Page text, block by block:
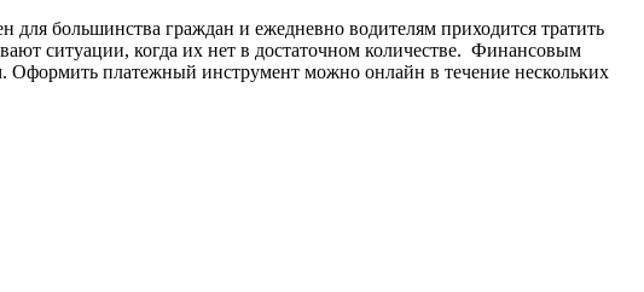
для большинства граждан и ежедневно водителям приходится тратить
ситуации, когда их нет в достаточном количестве. Финансовым
Оформить платежный инструмент можно онлайн в течение нескольких